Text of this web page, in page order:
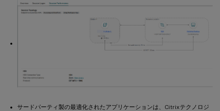
サードパーティ製の最適化されたアプリケーションは、Citrixテクノロジ